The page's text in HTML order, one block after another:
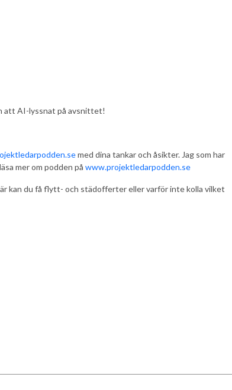
att AI-lyssnat på avsnittet!
med dina tankar och åsikter. Jag som har
mer om podden på www.projektledarpodden.se
kan du få flytt- och städofferter eller varför inte kolla vilket